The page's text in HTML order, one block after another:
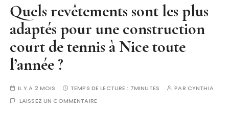
Quels revêtements sont les plus
adaptés pour une construction
court de tennis à Nice toute
l’année ?
IL Y A 2 MOIS TEMPS DE LECTURE : 7MINUTES PAR CYNTHIA
LAISSEZ UN COMMENTAIRE